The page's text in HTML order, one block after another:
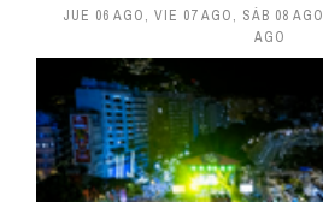
JUE 06 AGO, VIE 07 AGO, SÁB 08 AGO
AGO